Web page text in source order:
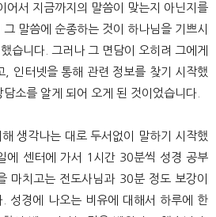
어서 지금까지의 말씀이 맞는지 아닌지를
말씀에 순종하는 것이 하나님을 기쁘시
습니다. 그러나 그 면담이 오히려 그에게
, 인터넷을 통해 관련 정보를 찾기 시작했
소를 알게 되어 오게 된 것이었습니다.
생각나는 대로 두서없이 말하기 시작했
에 센터에 가서 1시간 30분씩 성경 공부
마치고는 전도사님과 30분 정도 보강이
성경에 나오는 비유에 대해서 하루에 한